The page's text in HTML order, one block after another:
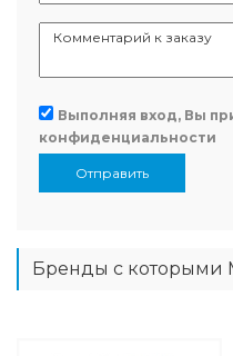
Выполняя вход, Вы
конфиденциальности
Отправить
Бренды с которыми